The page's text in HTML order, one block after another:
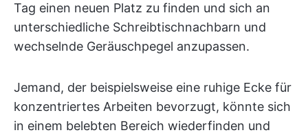
Tag einen neuen Platz zu finden und sich an
unterschiedliche Schreibtischnachbarn und
wechselnde Geräuschpegel anzupassen.
Jemand, der beispielsweise eine ruhige Ecke für
konzentriertes Arbeiten bevorzugt, könnte sich
in einem belebten Bereich wiederfinden und